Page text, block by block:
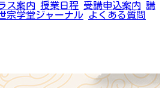
ス案内 授業日程 受講申込案内 講
宗学堂ジャーナル よくある質問